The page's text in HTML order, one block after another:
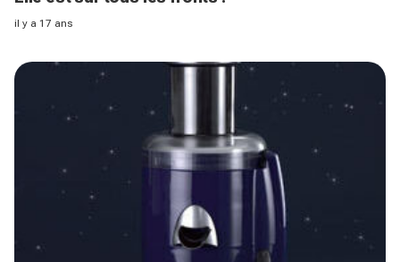
il y a 17 ans